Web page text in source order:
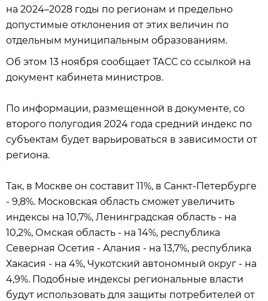
на 2024–2028 годы по регионам и предельно
допустимые отклонения от этих величин по
отдельным муниципальным образованиям.
Об этом 13 ноября сообщает ТАСС со ссылкой на
документ кабинета министров.
По информации, размещенной в документе, со
второго полугодия 2024 года средний индекс по
субъектам будет варьироваться в зависимости от
региона.
Так, в Москве он составит 11%, в Санкт-Петербурге
- 9,8%. Московская область сможет увеличить
индексы на 10,7%, Ленинградская область - на
10,2%, Омская область - на 14%, республика
Северная Осетия - Алания - на 13,7%, республика
Хакасия - на 4%, Чукотский автономный округ - на
4,9%. Подобные индексы региональные власти
будут использовать для защиты потребителей от